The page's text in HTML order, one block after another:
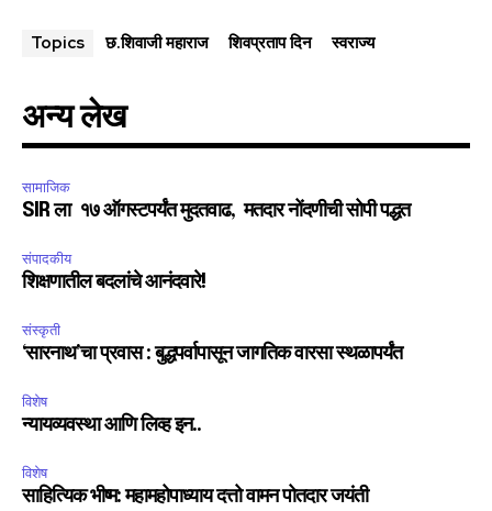
Topics छ.शिवाजी महाराज शिवप्रताप दिन स्वराज्य
अन्य लेख
सामाजिक
SIR ला १७ ऑगस्टपर्यंत मुदतवाढ, मतदार नोंदणीची सोपी पद्धत
संपादकीय
शिक्षणातील बदलांचे आनंदवारे!
संस्कृती
‘सारनाथ’चा प्रवास : बुद्धपर्वापासून जागतिक वारसा स्थळापर्यंत
विशेष
न्यायव्यवस्था आणि लिव्ह इन..
विशेष
साहित्यिक भीष्म: महामहोपाध्याय दत्तो वामन पोतदार जयंती